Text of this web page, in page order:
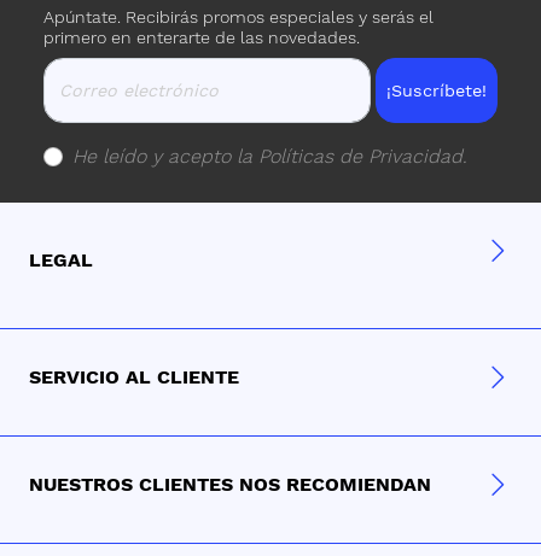
Apúntate. Recibirás promos especiales y serás el
primero en enterarte de las novedades.
¡Suscríbete!
He leído y acepto la Políticas de Privacidad.
LEGAL
SERVICIO AL CLIENTE
NUESTROS CLIENTES NOS RECOMIENDAN